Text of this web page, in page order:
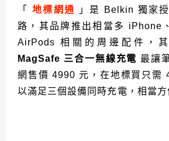
「 地標網通
」是 Belkin 獨家
路，其品牌推出相當多 iPhone
AirPods 相關的周邊配件，
MagSafe 三合一無線充電 最讓
網售價 4990 元，在地標買只需
以滿足三個設備同時充電，相當方